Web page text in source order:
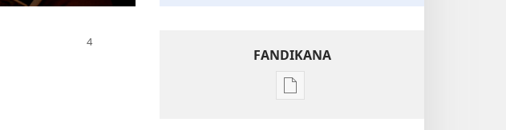
FANDIKANA
Fandikana